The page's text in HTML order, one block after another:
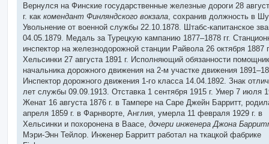
Вернулся на Финские государственные железные дороги 28
г. как комендант Финляндского вокзала , сохранив должность в
Увольнение от военной службы 22.10.1878. Штабс-капитанское
04.05.1879. Медаль за Турецкую кампанию 1877–1878 гг.
инспектор на железнодорожной станции Райвола 26 октября 1887
Хельсинки 27 августа 1891 г. Исполняющий обязанности
начальника дорожного движения на 2-м участке движения
Инспектор дорожного движения 1-го класса 14.04.1892. Знак
лет службы 09.09.1913. Отставка 1 сентября 1915 г. Умер 7 июля
Женат 16 августа 1876 г. в Тампере на Саре Джейн Барритт,
апреля 1859 г. в Фарнворте, Англия, умерла 11 февраля 1929 г. в
Хельсинки и похоронена в Ваасе, дочери инженера Джона
Мэри-Энн Тейлор. Инженер Барритт работал на ткацкой фабрике